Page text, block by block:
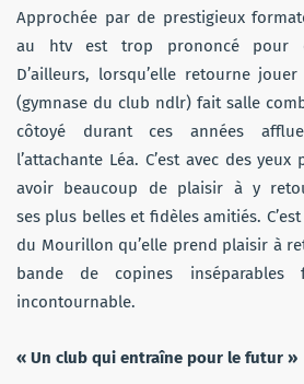
Approchée par de prestigieux
au htv est trop prononcé pour
D’ailleurs, lorsqu’elle retourne
(gymnase du club ndlr) fait salle
côtoyé durant ces années
l’attachante Léa. C’est avec des
avoir beaucoup de plaisir à y
ses plus belles et fidèles amitiés.
du Mourillon qu’elle prend plaisir à
bande de copines inséparables
incontournable.
« Un club qui entraîne